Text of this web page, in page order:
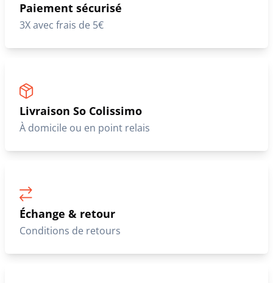
Paiement sécurisé
3X avec frais de 5€
Livraison So Colissimo
À domicile ou en point relais
Échange & retour
Conditions de retours